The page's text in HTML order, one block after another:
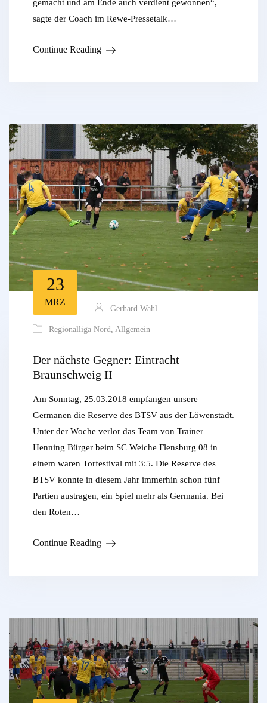
gemacht und am Ende auch verdient gewonnen“,
sagte der Coach im Rewe-Pressetalk…
Continue Reading
23
MRZ
Gerhard Wahl
Regionalliga Nord Allgemein
Der nächste Gegner: Eintracht
Braunschweig II
Am Sonntag, 25.03.2018 empfangen unsere
Germanen die Reserve des BTSV aus der Löwenstadt.
Unter der Woche verlor das Team von Trainer
Henning Bürger beim SC Weiche Flensburg 08 in
einem waren Torfestival mit 3:5. Die Reserve des
BTSV konnte in diesem Jahr immerhin schon fünf
Partien austragen, ein Spiel mehr als Germania. Bei
den Roten…
Continue Reading